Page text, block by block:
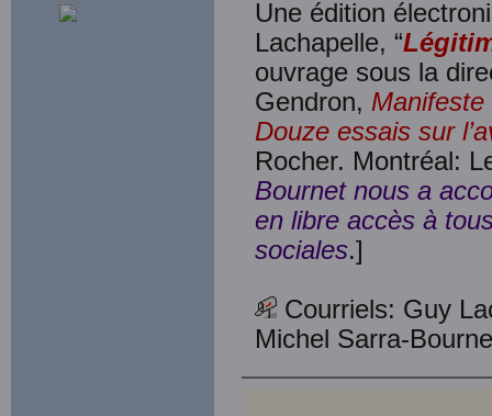
Une édition
Lachapelle, “
ouvrage sous la
Gendron,
Douze essais sur
Rocher. Montréal:
Bournet nous a
en libre accès à
sociales.]
Courriels: Guy
Michel Sarra-